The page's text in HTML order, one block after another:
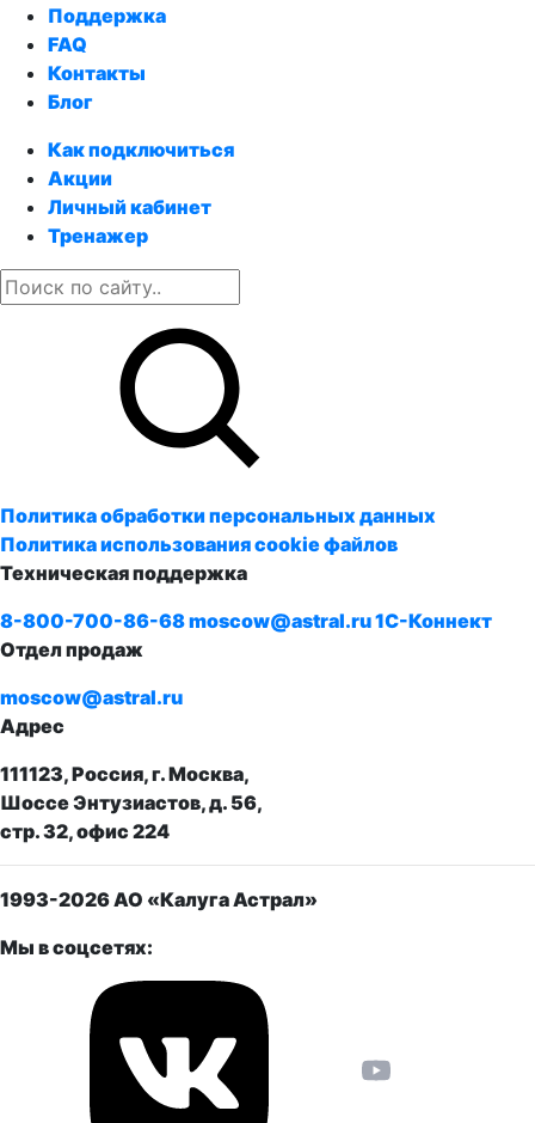
Поддержка
FAQ
Контакты
Блог
Как подключиться
Акции
Личный кабинет
Тренажер
Политика обработки персональных данных
Политика использования cookie файлов
Техническая поддержка
8-800-700-86-68moscow@astral.ru1С-Коннект
Отдел продаж
moscow@astral.ru
Адрес
111123, Россия, г. Москва,
Шоссе Энтузиастов, д. 56,
стр. 32, офис 224
1993-2026АО «Калуга Астрал»
Мы в соцсетях: